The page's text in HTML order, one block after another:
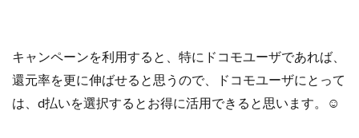
キャンペーンを利用すると、特にドコモユーザであれば、
還元率を更に伸ばせると思うので、ドコモユーザにとって
は、d払いを選択するとお得に活用できると思います。☺︎